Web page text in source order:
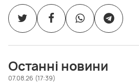
Останні новини
07.08.26 (17:39)